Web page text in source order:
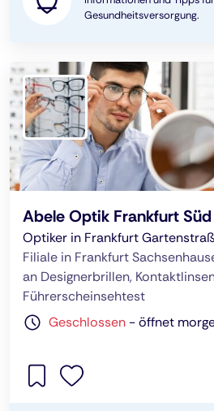
Gesundheitsversorgung.
Abele Optik Frankfurt Süd
Optiker in Frankfurt
Filiale in Frankfurt
an Designerbrillen,
Führerscheinsehtest
Geschlossen -öffnet